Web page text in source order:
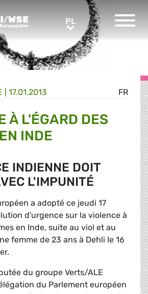
PLPL
FR
| 17.01.2013
À L'ÉGARD DES
INDE
INDIENNE DOIT
L'IMPUNITÉ
a adopté ce jeudi 17
d'urgence sur la violence à
en Inde, suite au viol et au
femme de 23 ans à Dehli le 16
du groupe Verts/ALE
du Parlement européen